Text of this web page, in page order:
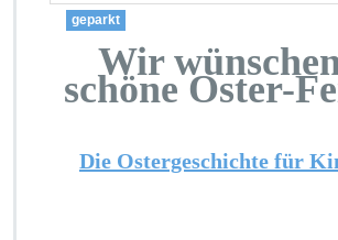
geparkt
Wir
schöne Oster-
Die Ostergeschichte für